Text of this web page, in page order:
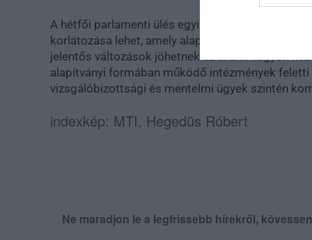
A hétfői parlamenti ülés egyik legfontosabb
korlátozása lehet, amely alapjaiban alakíthatja
jelentős változások jöhetnek az állami vagyon
alapítványi formában működő intézmények
vizsgálóbizottsági és mentelmi ügyek szintén
indexkép: MTI, Hegedüs Róbert
Ne maradjon le a legfrissebb hírekről,